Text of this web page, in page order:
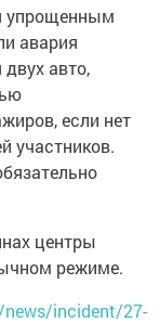
упрощенным
авария
авто,
если нет
участников.
центры
режиме.
incident/27-